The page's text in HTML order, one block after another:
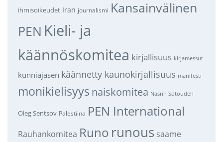
ihmisoikeudet Iran journalismi Kansainvälinen
PEN Kieli- ja
käännöskomitea kirjallisuus kirjamessut
kunniajäsen käännetty kaunokirjallisuus manifesti
monikielisyys naiskomitea Nasrin Sotoudeh
Oleg Sentsov Palestiina PEN International
Rauhankomitea Runo runous saame